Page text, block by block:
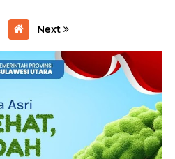
Next